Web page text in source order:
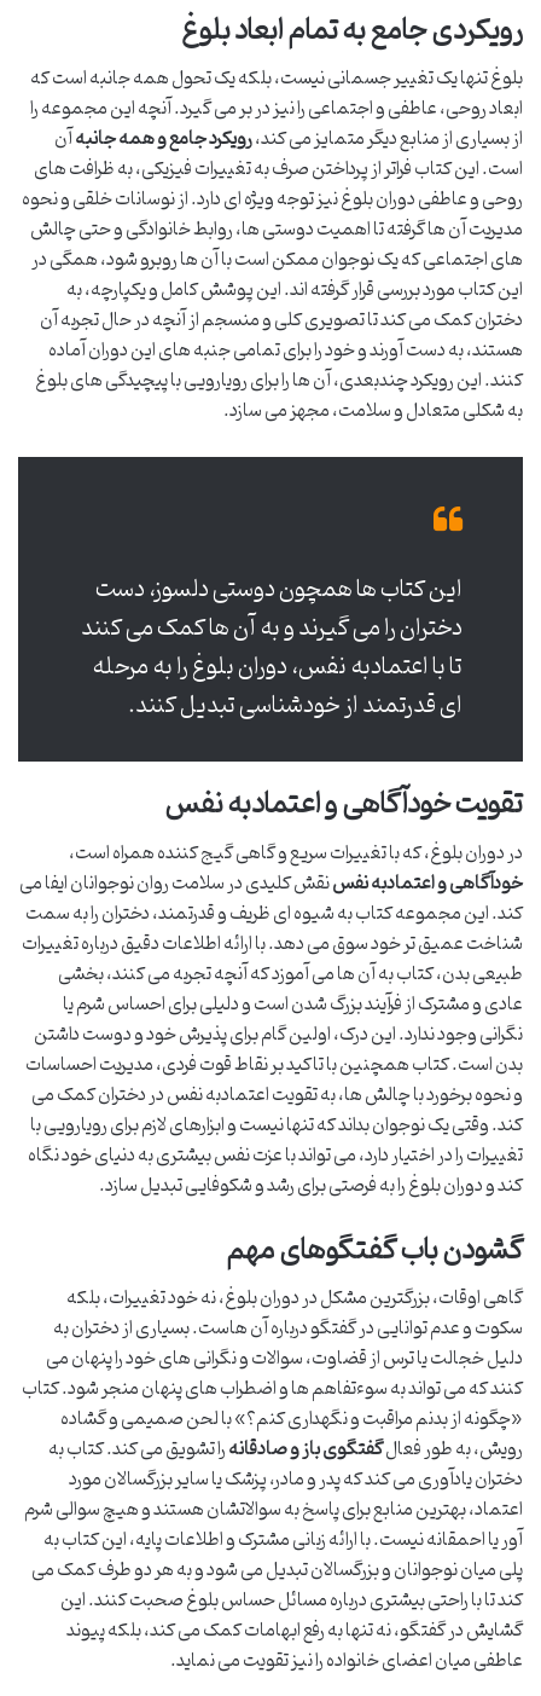
رویکردی جامع به تمام ابعاد بلوغ
بلوغ تنها یک تغییر جسمانی نیست، بلکه یک تحول همه جانبه است که
ابعاد روحی، عاطفی و اجتماعی را نیز در بر می گیرد. آنچه این مجموعه را
از بسیاری از منابع دیگر متمایز می کند،رویکرد جامع و همه جانبهآن
است. این کتاب فراتر از پرداختن صرف به تغییرات فیزیکی، به ظرافت های
روحی و عاطفی دوران بلوغ نیز توجه ویژه ای دارد. از نوسانات خلقی و نحوه
مدیریت آن ها گرفته تا اهمیت دوستی ها، روابط خانوادگی و حتی چالش
های اجتماعی که یک نوجوان ممکن است با آن ها روبرو شود، همگی در
این کتاب مورد بررسی قرار گرفته اند. این پوشش کامل و یکپارچه، به
دختران کمک می کند تا تصویری کلی و منسجم از آنچه در حال تجربه آن
هستند، به دست آورند و خود را برای تمامی جنبه های این دوران آماده
کنند. این رویکرد چندبعدی، آن ها را برای رویارویی با پیچیدگی های بلوغ
به شکلی متعادل و سلامت، مجهز می سازد.
این کتاب ها همچون دوستی دلسوز، دست
دختران را می گیرند و به آن ها کمک می کنند
تا با اعتمادبه نفس، دوران بلوغ را به مرحله
ای قدرتمند از خودشناسی تبدیل کنند.
تقویت خودآگاهی و اعتمادبه نفس
در دوران بلوغ، که با تغییرات سریع و گاهی گیج کننده همراه است،
خودآگاهی و اعتمادبه نفسنقش کلیدی در سلامت روان نوجوانان ایفا می
کند. این مجموعه کتاب به شیوه ای ظریف و قدرتمند، دختران را به سمت
شناخت عمیق تر خود سوق می دهد. با ارائه اطلاعات دقیق درباره تغییرات
طبیعی بدن، کتاب به آن ها می آموزد که آنچه تجربه می کنند، بخشی
عادی و مشترک از فرآیند بزرگ شدن است و دلیلی برای احساس شرم یا
نگرانی وجود ندارد. این درک، اولین گام برای پذیرش خود و دوست داشتن
بدن است. کتاب همچنین با تاکید بر نقاط قوت فردی، مدیریت احساسات
و نحوه برخورد با چالش ها، به تقویت اعتمادبه نفس در دختران کمک می
کند. وقتی یک نوجوان بداند که تنها نیست و ابزارهای لازم برای رویارویی با
تغییرات را در اختیار دارد، می تواند با عزت نفس بیشتری به دنیای خود نگاه
کند و دوران بلوغ را به فرصتی برای رشد و شکوفایی تبدیل سازد.
گشودن باب گفتگوهای مهم
گاهی اوقات، بزرگترین مشکل در دوران بلوغ، نه خود تغییرات، بلکه
سکوت و عدم توانایی در گفتگو درباره آن هاست. بسیاری از دختران به
دلیل خجالت یا ترس از قضاوت، سوالات و نگرانی های خود را پنهان می
کنند که می تواند به سوءتفاهم ها و اضطراب های پنهان منجر شود. کتاب
«چگونه از بدنم مراقبت و نگهداری کنم؟» با لحن صمیمی و گشاده
رویش، به طور فعالگفتگوی باز و صادقانهرا تشویق می کند. کتاب به
دختران یادآوری می کند که پدر و مادر، پزشک یا سایر بزرگسالان مورد
اعتماد، بهترین منابع برای پاسخ به سوالاتشان هستند و هیچ سوالی شرم
آور یا احمقانه نیست. با ارائه زبانی مشترک و اطلاعات پایه، این کتاب به
پلی میان نوجوانان و بزرگسالان تبدیل می شود و به هر دو طرف کمک می
کند تا با راحتی بیشتری درباره مسائل حساس بلوغ صحبت کنند. این
گشایش در گفتگو، نه تنها به رفع ابهامات کمک می کند، بلکه پیوند
عاطفی میان اعضای خانواده را نیز تقویت می نماید.